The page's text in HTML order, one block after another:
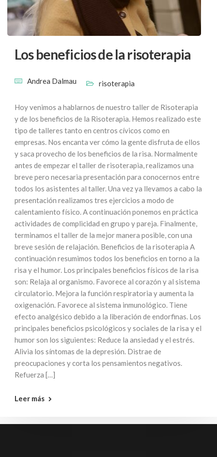
Los beneficios de la risoterapia
Andrea Dalmau risoterapia
Hoy venimos a hablarnos de nuestro taller de Risoterapia
y de los beneficios de la Risoterapia. Hemos realizado este
tipo de talleres tanto en centros cívicos como en
empresas. Nos encanta ver cómo la gente disfruta de ellos
y saca provecho de los beneficios de la risa. Normalmente
antes de empezar el taller de risoterapia, realizamos una
breve pero necesaria presentación para conocernos entre
todos los asistentes al taller. Una vez ya llevamos a cabo la
presentación realizamos tres ejercicios a modo de
calentamiento físico. A continuación ponemos en práctica
actividades de complicidad en grupo y pareja. Finalmente,
terminamos el taller de la mejor manera posible, con una
breve sesión de relajación. Beneficios de la risoterapia A
continuación resumimos todos los beneficios en torno a la
risa y el humor. Los principales beneficios físicos de la risa
son: Relaja al organismo. Favorece al corazón y al sistema
circulatorio. Mejora la función respiratoria y aumenta la
oxigenación. Favorece al sistema inmunológico. Tiene
efecto analgésico debido a la liberación de endorfinas. Los
principales beneficios psicológicos y sociales de la risa y el
humor son los siguientes: Reduce la ansiedad y el estrés.
Alivia los síntomas de la depresión. Distrae de
preocupaciones y corta los pensamientos negativos.
Refuerza […]
Leer más